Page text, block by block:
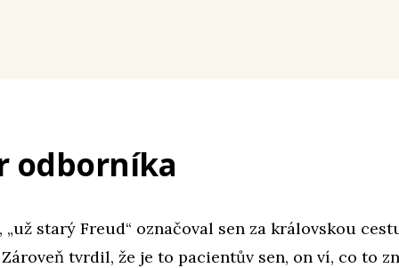
odborníka
„už starý Freud“ označoval sen za královskou
tvrdil, že je to pacientův sen, on ví, co to